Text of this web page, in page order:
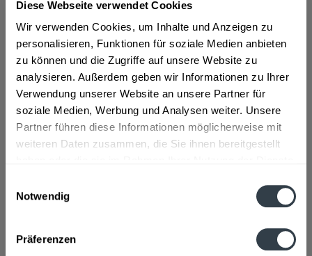
Diese Webseite verwendet Cookies
Wir verwenden Cookies, um Inhalte und Anzeigen zu
personalisieren, Funktionen für soziale Medien anbieten
zu können und die Zugriffe auf unsere Website zu
analysieren. Außerdem geben wir Informationen zu Ihrer
Verwendung unserer Website an unsere Partner für
soziale Medien, Werbung und Analysen weiter. Unsere
Partner führen diese Informationen möglicherweise mit
weiteren Daten zusammen, die Sie ihnen bereitgestellt
Notwendig
Präferenzen
Inhalt:0.75 Liter (17,32 € * / 1 Liter)
inkl. MwSt.ggf. zzgl. Erschwerniszuschlag
Vorrätig
In den Warenkorb
Artikel-Nr.:
13833
Verfügbar in:
Enthält SULFITE